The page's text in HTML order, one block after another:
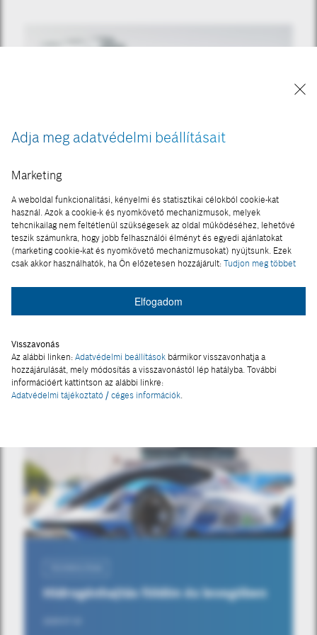
TECHNOLÓGIA
Saját elektrolizáló központot indított
a Bosch
2026-05-19
Hidrogénhajtás földön és levegőben
Adja meg adatvédelmi beállításait
Marketing
A weboldal funkcionalitási, kényelmi és statisztikai célokból cookie-kat
használ. Azok a cookie-k és nyomkövető mechanizmusok, melyek
tehcnikailag nem feltétlenül szükségesek az oldal működéséhez, lehetővé
teszik számunkra, hogy jobb felhasználói élményt és egyedi ajánlatokat
(marketing cookie-kat és nyomkövető mechanizmusokat) nyújtsunk. Ezek
csak akkor használhatók, ha Ön előzetesen hozzájárult: Tudjon meg többet
Elfogadom
Visszavonás
Az alábbi linken: Adatvédelmi beállítások bármikor visszavonhatja a
hozzájárulását, mely módosítás a visszavonástól lép hatályba. További
információért kattintson az alábbi linkre:
Adatvédelmi tájékoztató / céges információk